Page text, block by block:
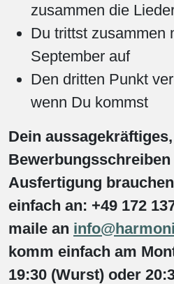
zusammen die
Du trittst zusammen
September auf
Den dritten Punkt
wenn Du kommst
Dein
Ausfertigung
einfach an: +49 172
maile an
komm einfach am
19:30 (Wurst) oder